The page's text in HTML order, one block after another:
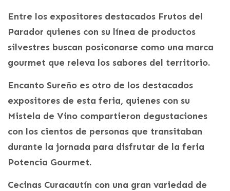
Entre los expositores destacados Frutos del
Parador quienes con su línea de productos
silvestres buscan posiconarse como una marca
gourmet que releva los sabores del territorio.
Encanto Sureño es otro de los destacados
expositores de esta feria, quienes con su
Mistela de Vino compartieron degustaciones
con los cientos de personas que transitaban
durante la jornada para disfrutar de la feria
Potencia Gourmet.
Cecinas Curacautín con una gran variedad de